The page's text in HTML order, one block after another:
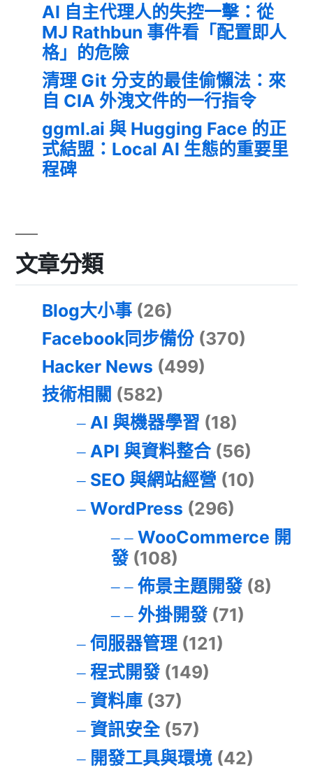
AI 自主代理人的失控一擊：從
MJ Rathbun 事件看「配置即人
格」的危險
清理 Git 分支的最佳偷懶法：來
自 CIA 外洩文件的一行指令
ggml.ai 與 Hugging Face 的正
式結盟：Local AI 生態的重要里
程碑
文章分類
Blog大小事 (26)
Facebook同步備份 (370)
Hacker News (499)
技術相關 (582)
AI 與機器學習 (18)
API 與資料整合(56)
SEO 與網站經營 (10)
WordPress (296)
WooCommerce 開
發(108)
佈景主題開發(8)
外掛開發(71)
伺服器管理(121)
程式開發(149)
資料庫(37)
資訊安全(57)
開發工具與環境(42)